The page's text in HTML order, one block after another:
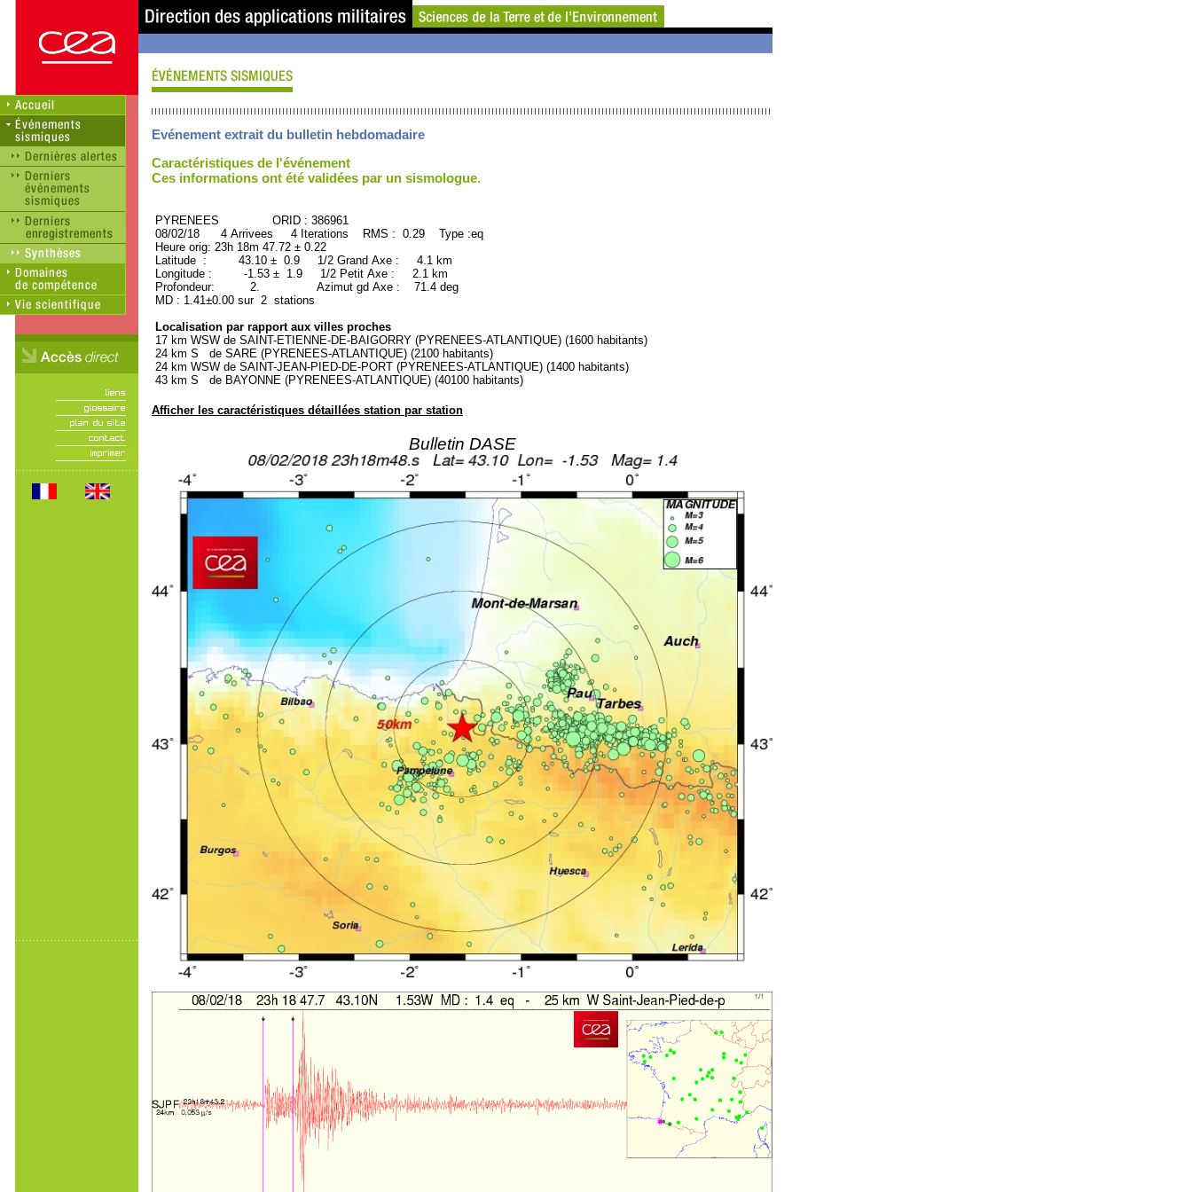
Evénement extrait du bulletin hebdomadaire
Caractéristiques de l'événement
Ces informations ont été validées par un sismologue.
PYRENEES ORID : 386961
08/02/18 4 Arrivees 4 Iterations RMS : 0.29 Type :eq
Heure orig: 23h 18m 47.72 ± 0.22
Latitude : 43.10 ± 0.9 1/2 Grand Axe : 4.1 km
Longitude : -1.53 ± 1.9 1/2 Petit Axe : 2.1 km
Profondeur: 2. Azimut gd Axe : 71.4 deg
MD : 1.41±0.00 sur 2 stations
Localisation par rapport aux villes proches
17 km WSW de SAINT-ETIENNE-DE-BAIGORRY (PYRENEES-ATLANTIQUE) (1600 habitants)
24 km S de SARE (PYRENEES-ATLANTIQUE) (2100 habitants)
24 km WSW de SAINT-JEAN-PIED-DE-PORT (PYRENEES-ATLANTIQUE) (1400 habitants)
43 km S de BAYONNE (PYRENEES-ATLANTIQUE) (40100 habitants)
Afficher les caractéristiques détaillées station par station
Bulletin DASE